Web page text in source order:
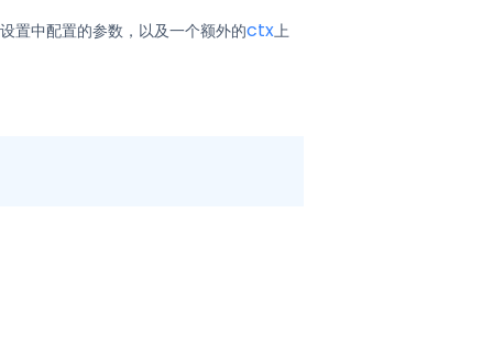
置中配置的参数，以及一个额外的ctx 上